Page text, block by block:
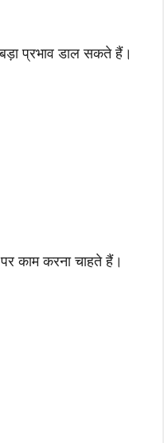
प्रभाव डाल सकते हैं।
काम करना चाहते हैं।